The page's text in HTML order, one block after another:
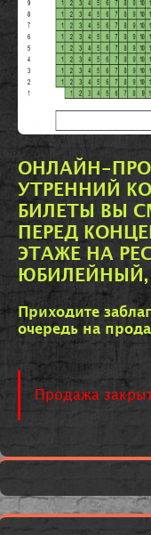
ОНЛАЙН-
УТРЕННИЙ
БИЛЕТЫ ВЫ
ПЕРЕД
ЭТАЖЕ НА
ЮБИЛЕЙНЫЙ,
Приходите
очередь на
Продажа